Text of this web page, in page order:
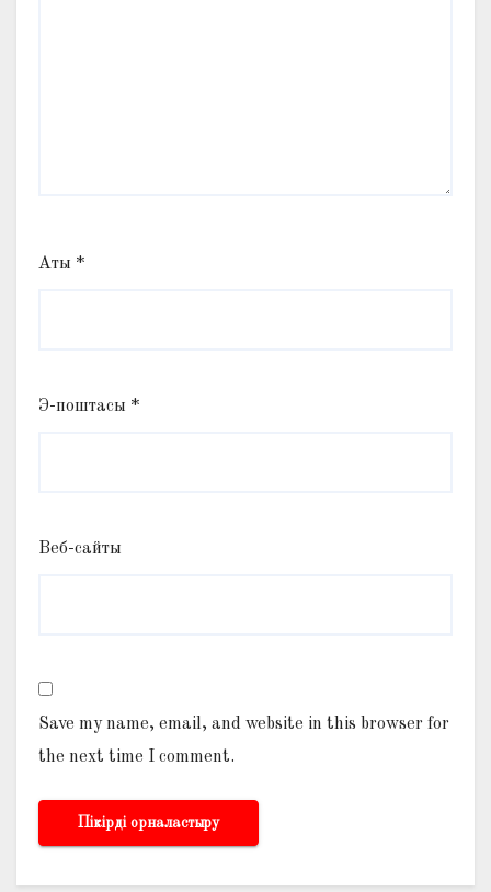
Аты *
Э-поштасы *
Веб-сайты
Save my name, email, and website in this browser for
the next time I comment.